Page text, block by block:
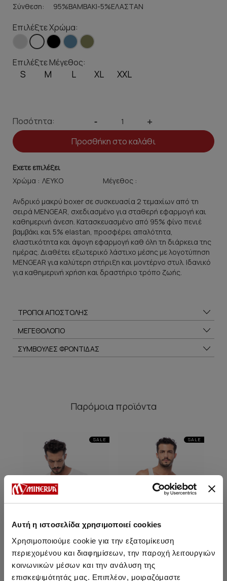
Αυτή η ιστοσελίδα χρησιμοποιεί cookies
Χρησιμοποιούμε cookie για την εξατομίκευση
περιεχομένου και διαφημίσεων, την παροχή λειτουργιών
κοινωνικών μέσων και την ανάλυση της
επισκεψιμότητάς μας. Επιπλέον, μοιραζόμαστε
Σύνθεση:
95%ΒΑΜΒΑΚΙ-5%ΕΛΑΣΤΑΝ
Επιλέξτε Χρώμα:
Επιλέξτε Μέγεθος:
S M L XL XXL
Ποσότητα: - +
Προσθήκη στο καλάθι
Εχετε επιλέξει
Χρώμα :
Μέγεθος :
Ανδρικό μακρύ boxer σε συσκευασία 2 τεμαχίων από τη
σειρά MENGEAR, σχεδιασμένο για σταθερή εφαρμογή και
καθημερινή άνεση. Κατασκευασμένο από 95% φίνο πενιέ
βαμβάκι και 5% elastan, προσφέρει απαλότητα,
ελαστικότητα και άψογη εφαρμογή καθ όλη τη διάρκεια της
ημέρας. Διαθέτει εξωτερικό λάστιχο μέσης με λογοτύπηση
MENGEAR για καλύτερη στήριξη και μοντέρνο στυλ. Ιδανικό
για καθημερινή χρήση και δραστήριο τρόπο ζωής.
ΤΡΟΠΟΙ ΑΠΟΣΤΟΛΗΣ
ΜΕΓΕΘΟΛΟΓΙΟ
ΣΥΜΒΟΥΛΕΣ ΦΡΟΝΤΙΔΑΣ
Παρόμοια προϊόντα
SALE
Mengear Basic Ανδρική
SALE
Mengear Basic Ανδρική